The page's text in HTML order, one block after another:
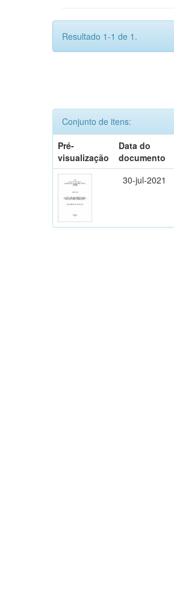
Resultado 1-1 de 1.
Conjunto de itens:
Pré-
visualização
Data do
documento
30-jul-2021